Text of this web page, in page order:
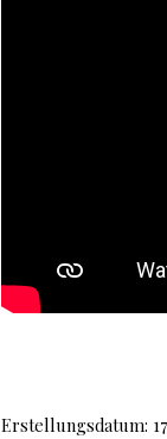
Erstellungsdatum: